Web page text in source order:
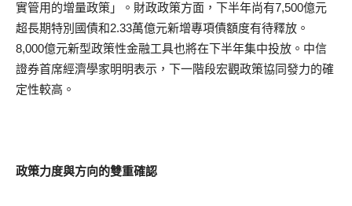
實管用的增量政策」。財政政策方面，下半年尚有7,500億元
超長期特別國債和2.33萬億元新增專項債額度有待釋放。
8,000億元新型政策性金融工具也將在下半年集中投放。中信
證券首席經濟學家明明表示，下一階段宏觀政策協同發力的確
定性較高。
政策力度與方向的雙重確認